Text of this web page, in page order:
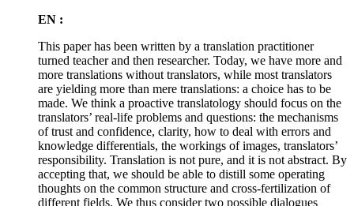
EN :
This paper has been written by a translation practitioner
turned teacher and then researcher. Today, we have more and
more translations without translators, while most translators
are yielding more than mere translations: a choice has to be
made. We think a proactive translatology should focus on the
translators’ real-life problems and questions: the mechanisms
of trust and confidence, clarity, how to deal with errors and
knowledge differentials, the workings of images, translators’
responsibility. Translation is not pure, and it is not abstract. By
accepting that, we should be able to distill some operating
thoughts on the common structure and cross-fertilization of
different fields. We thus consider two possible dialogues